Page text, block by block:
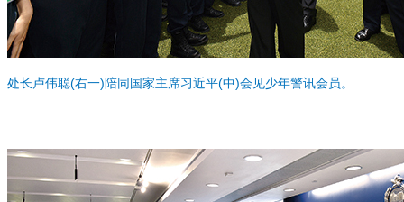
处长卢伟聪(右一)陪同国家主席习近平(中)会见少年警讯会员。